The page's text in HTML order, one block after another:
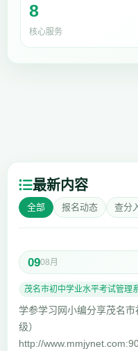
8
核心服务
最新内容
全部 报名动态 查分
0908月
茂名市初中学业水平考试管理
学参学习网小编分享茂名
级）
http://